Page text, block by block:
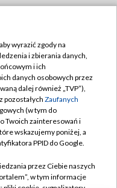
wyrazić zgody na
i zbierania danych,
i ich
danych osobowych przez
dalej również „TVP”),
pozostałych Zaufanych
(w tym do
Twoich zainteresowań i
wskazujemy poniżej, a
PPID do Google.
przez Ciebie naszych
w tym informacje